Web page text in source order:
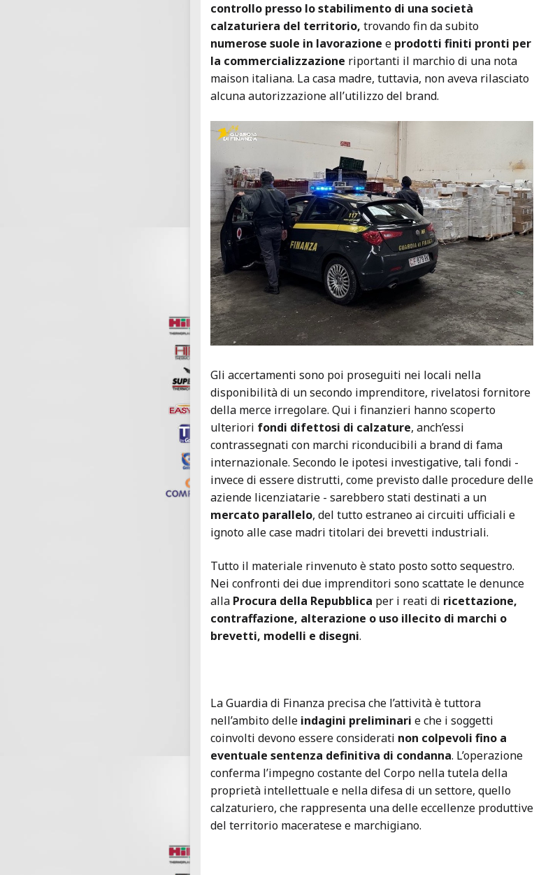
controllo presso lo stabilimento di una società
calzaturiera del territorio, trovando fin da subito
numerose suole in lavorazione e prodotti finiti pronti per
la commercializzazione riportanti il marchio di una nota
maison italiana. La casa madre, tuttavia, non aveva rilasciato
alcuna autorizzazione all’utilizzo del brand.
Gli accertamenti sono poi proseguiti nei locali nella
disponibilità di un secondo imprenditore, rivelatosi fornitore
della merce irregolare. Qui i finanzieri hanno scoperto
ulteriori fondi difettosi di calzature, anch’essi
contrassegnati con marchi riconducibili a brand di fama
internazionale. Secondo le ipotesi investigative, tali fondi -
invece di essere distrutti, come previsto dalle procedure delle
aziende licenziatarie - sarebbero stati destinati a un
mercato parallelo, del tutto estraneo ai circuiti ufficiali e
ignoto alle case madri titolari dei brevetti industriali.
Tutto il materiale rinvenuto è stato posto sotto sequestro.
Nei confronti dei due imprenditori sono scattate le denunce
alla Procura della Repubblica per i reati di ricettazione,
contraffazione, alterazione o uso illecito di marchi o
brevetti, modelli e disegni.
La Guardia di Finanza precisa che l’attività è tuttora
nell’ambito delle indagini preliminari e che i soggetti
coinvolti devono essere considerati non colpevoli fino a
eventuale sentenza definitiva di condanna. L’operazione
conferma l’impegno costante del Corpo nella tutela della
proprietà intellettuale e nella difesa di un settore, quello
calzaturiero, che rappresenta una delle eccellenze produttive
del territorio maceratese e marchigiano.